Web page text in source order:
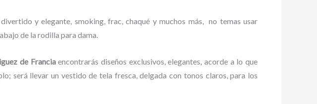
divertido y elegante, smoking, frac, chaqué y muchos más, no temas usar
de la rodilla para dama.
de Franciaencontrarás diseños exclusivos, elegantes, acorde a lo que
será llevar un vestido de tela fresca, delgada con tonos claros, para los